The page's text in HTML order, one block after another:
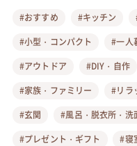
#おすすめ #キッチン
#小型・コンパクト
#一人
#アウトドア
#DIY・自作
#家族・ファミリー
#リラ
#玄関
#風呂・脱衣所・洗
#プレゼント・ギフト
#寝